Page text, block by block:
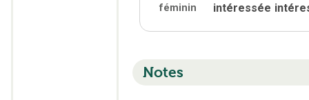
féminin intéressée
Notes